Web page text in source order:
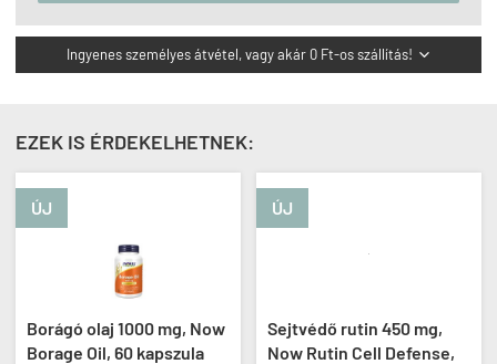
Ingyenes személyes átvétel, vagy akár 0 Ft-os szállítás! 
EZEK IS ÉRDEKELHETNEK:
ÚJ
Borágó olaj 1000 mg, Now
Borage Oil, 60 kapszula
ÚJ
Sejtvédő rutin 450 mg,
Now Rutin Cell Defense,